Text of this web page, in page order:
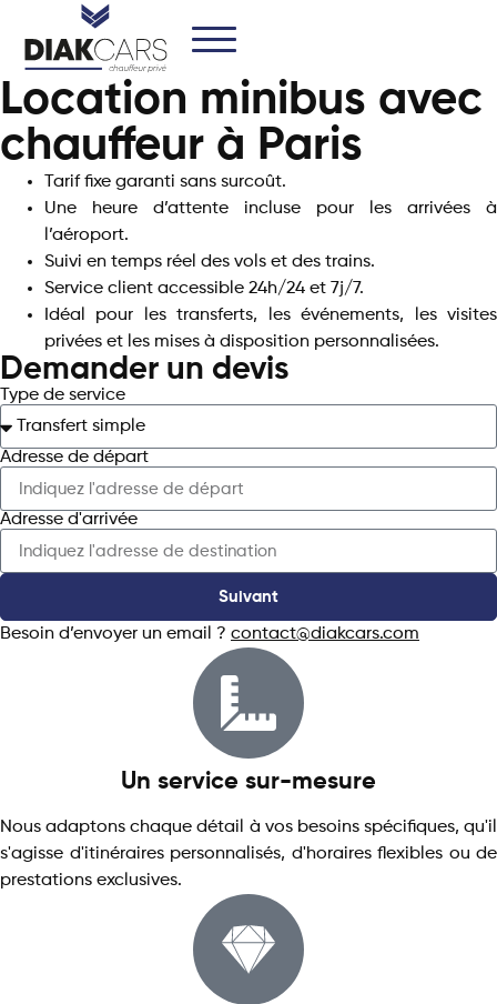
Location minibus avec
chauffeur à Paris​
Tarif fixe garanti sans surcoût.
Une heure d’attente incluse pour les arrivées à
l’aéroport.
Suivi en temps réel des vols et des trains.
Service client accessible 24h/24 et 7j/7.
Idéal pour les transferts, les événements, les visites
privées et les mises à disposition personnalisées.
Demander un devis
Type de service
Adresse de départ
Adresse d'arrivée
Suivant
Besoin d’envoyer un email ? contact@diakcars.com
Un service sur-mesure
Nous adaptons chaque détail à vos besoins spécifiques, qu'il
s'agisse d'itinéraires personnalisés, d'horaires flexibles ou de
prestations exclusives.